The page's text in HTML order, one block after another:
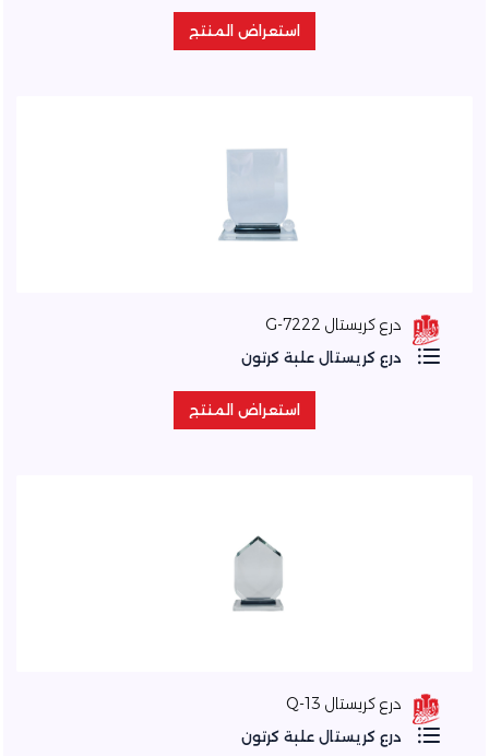
استعراض المنتج
استعراض المنتج
درع كريستال 7222-G
درع كريستال علبة كرتون
استعراض المنتج
استعراض المنتج
درع كريستال Q-13
درع كريستال علبة كرتون